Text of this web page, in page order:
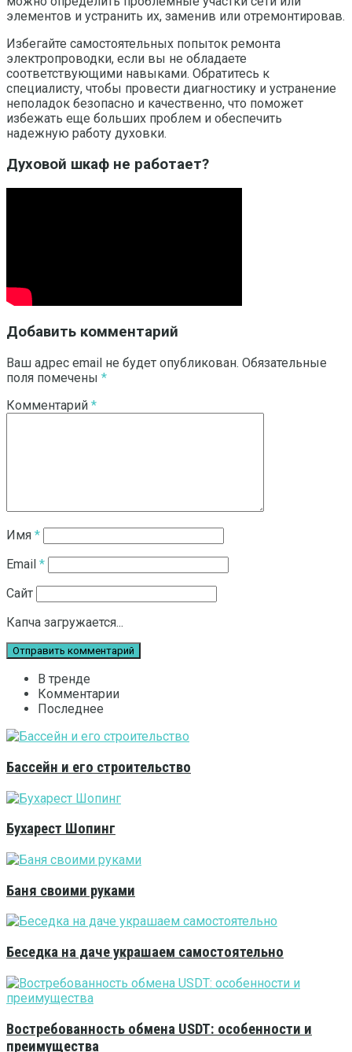
элементов и устранить их, заменив или отремонтировав.
Избегайте самостоятельных попыток ремонта
электропроводки, если вы не обладаете
соответствующими навыками. Обратитесь к
специалисту, чтобы провести диагностику и устранение
неполадок безопасно и качественно, что поможет
избежать еще больших проблем и обеспечить
надежную работу духовки.
Духовой шкаф не работает?
Добавить комментарий
Ваш адрес email не будет опубликован. Обязательные
поля помечены *
Комментарий *
Имя *
Email *
Сайт
Капча загружается...
В тренде
Комментарии
Последнее
Бассейн и его строительство
Бухарест Шопинг
Баня своими руками
Беседка на даче украшаем самостоятельно
Востребованность обмена USDT: особенности и
преимущества